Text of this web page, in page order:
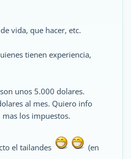
vida, que hacer, etc.
tienen experiencia,
unos 5.000 dolares.
al mes. Quiero info
los impuestos.
el tailandes
(en